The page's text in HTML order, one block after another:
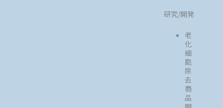
研究/開発
老
化
細
胞
除
去
商
品